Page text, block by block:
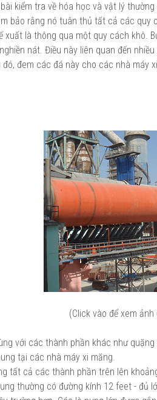
kiểm tra về hóa học và vật lý
bảo rằng nó tuân thủ tất cả các
xuất là thông qua một quy cách khô.
nát. Điều này liên quan đến
đem các đá này cho các nhà máy
(Click vào để xem
với các thành phần khác như
tại các nhà máy xi măng.
tất cả các thành phần trên lên
thường có đường kính 12 feet - đủ